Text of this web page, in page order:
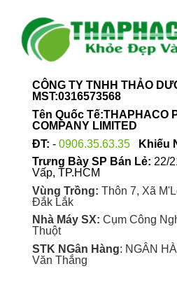
CÔNG TY TNHH THẢO
MST:0316573568
Tên Quốc Tế:THAPHACO
COMPANY LIMITED
ĐT: - 0906.35.63.35 Khiếu
Trưng Bày SP Bán Lẻ: 22/
Vấp, TP.HCM
Vùng Trồng: Thôn 7, Xã
Đắk Lắk
Nhà Máy SX: Cụm Công
Thuột
STK NGân Hàng: NGÂN
Văn Thắng